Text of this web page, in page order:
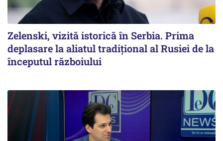
Zelenski, vizită istorică în Serbia. Prima
deplasare la aliatul tradițional al Rusiei de la
începutul războiului